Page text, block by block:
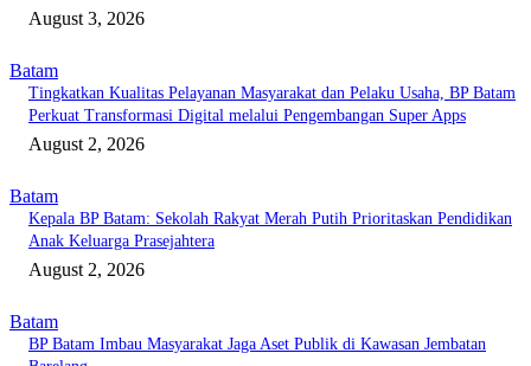
August 3, 2026
Batam
Tingkatkan Kualitas Pelayanan Masyarakat dan Pelaku Usaha, BP Batam
Perkuat Transformasi Digital melalui Pengembangan Super Apps
August 2, 2026
Batam
Kepala BP Batam: Sekolah Rakyat Merah Putih Prioritaskan Pendidikan
Anak Keluarga Prasejahtera
August 2, 2026
Batam
BP Batam Imbau Masyarakat Jaga Aset Publik di Kawasan Jembatan